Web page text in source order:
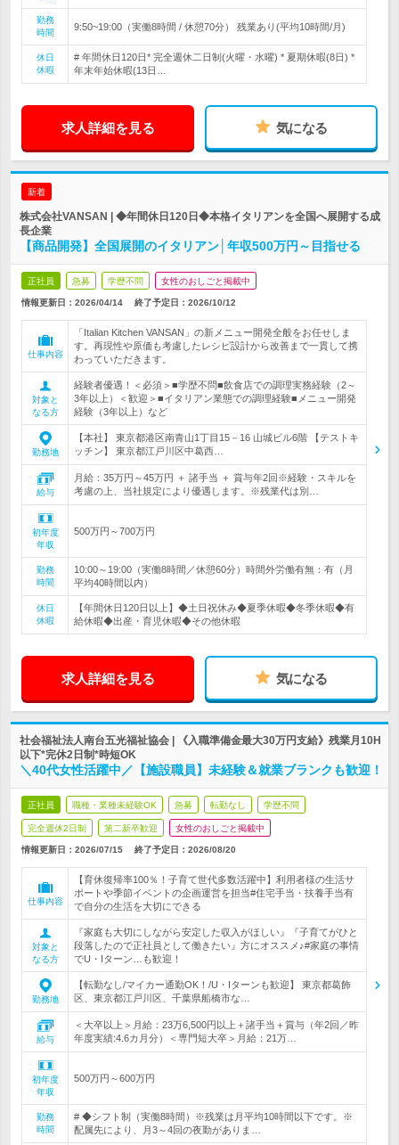
勤務
時間
9:50~19:00（実働8時間 / 休憩70分） 残業あり(平均10時間/月)
休日
休暇
# 年間休日120日* 完全週休二日制(火曜・水曜) * 夏期休暇(8日) *
年末年始休暇(13日…
求人詳細を見る 気になる
新着
株式会社VANSAN | ◆年間休日120日◆本格イタリアンを全国へ展開する成
長企業
【商品開発】全国展開のイタリアン│年収500万円～目指せる
正社員 急募 学歴不問 女性のおしごと掲載中
情報更新日：2026/04/14 終了予定日： 2026/10/12
仕事内容
「Italian Kitchen VANSAN」の新メニュー開発全般をお任せしま
す。再現性や原価も考慮したレシピ設計から改善まで一貫して携
わっていただきます。
対象と
なる方
経験者優遇！＜必須＞■学歴不問■飲食店での調理実務経験（2～
3年以上）＜歓迎＞■イタリアン業態での調理経験■メニュー開発
経験（3年以上）など
勤務地
【本社】 東京都港区南青山1丁目15－16 山城ビル6階 【テストキ
ッチン】 東京都江戸川区中葛西…
給与
月給：35万円～45万円 ＋ 諸手当 ＋ 賞与年2回※経験・スキルを
考慮の上、当社規定により優遇します。※残業代は別…
初年度
年収
500万円～700万円
勤務
時間
10:00～19:00（実働8時間／休憩60分）時間外労働有無：有（月
平均40時間以内）
休日
休暇
【年間休日120日以上】◆土日祝休み◆夏季休暇◆冬季休暇◆有
給休暇◆出産・育児休暇◆その他休暇
求人詳細を見る 気になる
社会福祉法人南台五光福祉協会 | 《入職準備金最大30万円支給》残業月10H
以下*完休2日制*時短OK
＼40代女性活躍中／【施設職員】未経験＆就業ブランクも歓迎！
正社員 職種・業種未経験OK 急募 転勤なし 学歴不問
完全週休2日制 第二新卒歓迎 女性のおしごと掲載中
情報更新日：2026/07/15 終了予定日： 2026/08/20
仕事内容
【育休復帰率100％！子育て世代多数活躍中】利用者様の生活サ
ポートや季節イベントの企画運営を担当#住宅手当・扶養手当有
で自分の生活を大切にできる
対象と
なる方
『家庭も大切にしながら安定した収入がほしい』『子育てがひと
段落したので正社員として働きたい』方にオススメ♪#家庭の事情
でU・Iターン…も歓迎！
勤務地
【転勤なし/マイカー通勤OK！/U・Iターンも歓迎】 東京都葛飾
区、東京都江戸川区、千葉県船橋市な…
給与
＜大卒以上＞月給：23万6,500円以上＋諸手当＋賞与（年2回／昨
年度実績:4.6カ月分）＜専門短大卒＞月給：21万…
初年度
年収
500万円～600万円
勤務
時間
# ◆シフト制（実働8時間）※残業は月平均10時間以下です。※
配属先により、月3～4回の夜勤がありま…